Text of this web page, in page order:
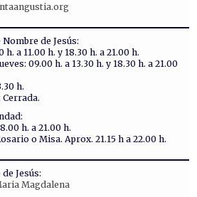
de Jesús:
a 11.00 h. y 18.30 h. a 21.00 h.
09.00 h. a 13.30 h. y 18.30 h. a 21.00
h.
h. a 21.00 h.
o Misa. Aprox. 21.15 h a 22.00 h.
Jesús:
Magdalena